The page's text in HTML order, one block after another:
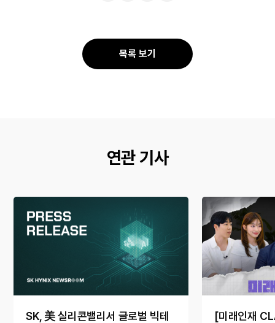
공
목록 보기
연관 기사
SK, 美 실리콘밸리서 글로벌 빅테
[미래인재